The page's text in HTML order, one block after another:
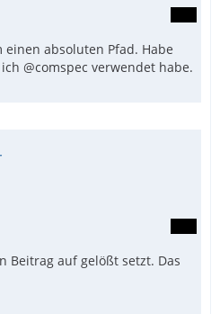
absoluten Pfad. Habe
@comspec verwendet habe.
Beitrag auf gelößt setzt. Das